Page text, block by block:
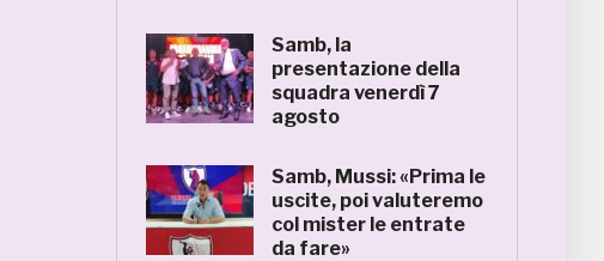
Samb, la
presentazione della
squadra venerdì 7
agosto
Samb, Mussi: «Prima le
uscite, poi valuteremo
col mister le entrate
da fare»